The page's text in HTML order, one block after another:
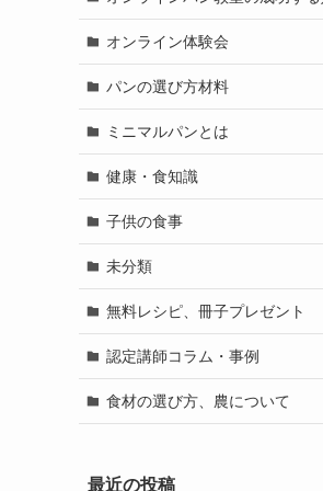
オンライン体験会
パンの選び方材料
ミニマルパンとは
健康・食知識
子供の食事
未分類
無料レシピ、冊子プレゼント
認定講師コラム・事例
食材の選び方、農について
最近の投稿